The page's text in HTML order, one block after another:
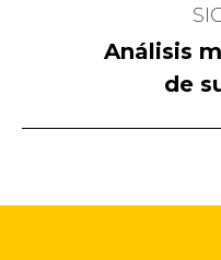
Análisis
de